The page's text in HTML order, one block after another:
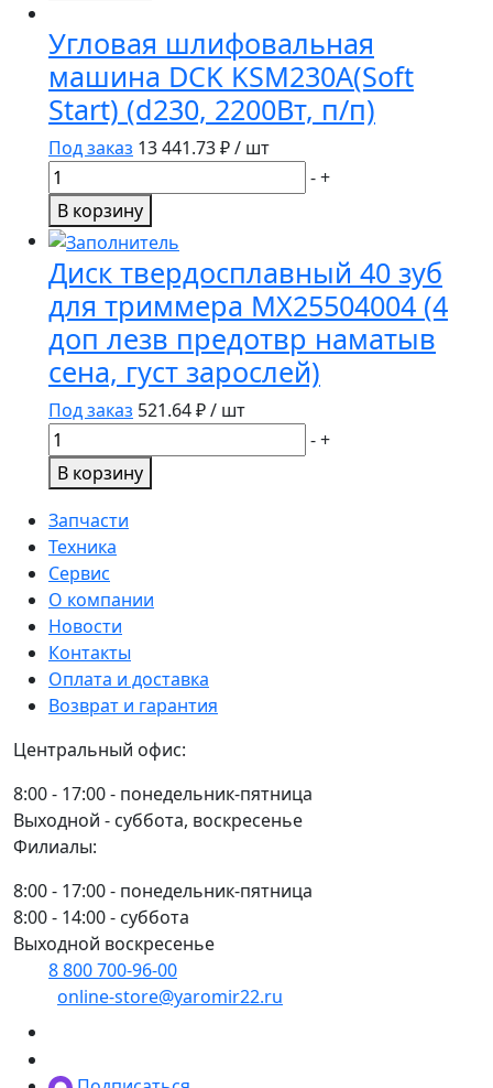
для
МФИ
P.I.T.
8шт
(ACTW08-
008A)
Угловая шлифовальная
машина DCK KSM230A(Soft
Start) (d230, 2200Вт, п/п)
Под заказ 13 441.73₽ / шт
Количество
товара
Угловая
шлифовальная
машина
DCK
KSM230A(Soft
Start)
(d230,
2200Вт,
п/
п)
-+
В корзину
Диск твердосплавный 40 зуб
для триммера MX25504004 (4
доп лезв предотвр наматыв
сена, густ зарослей)
Под заказ 521.64₽ / шт
Количество
товара
Диск
твердосплавный
40
зуб
для
триммера
MX25504004
(4
доп
предотвр
сена,
густ
зарослей)
-+
В корзину
Запчасти
Техника
Сервис
О компании
Новости
Контакты
Оплата и доставка
Возврат и гарантия
Центральный офис:
8:00 - 17:00 - понедельник-пятница
Выходной - суббота, воскресенье
Филиалы:
8:00 - 17:00 - понедельник-пятница
8:00 - 14:00 - суббота
Выходной воскресенье
8 800 700-96-00
online-store@yaromir22.ru